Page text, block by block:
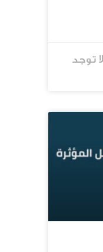
لا توجد